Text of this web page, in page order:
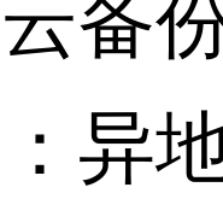
备
异